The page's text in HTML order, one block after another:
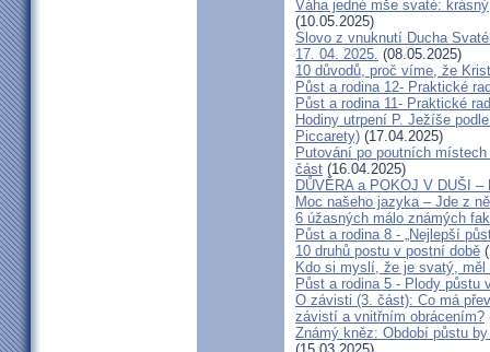
Váha jedné mše svaté:
(10.05.2025)
Slovo z vnuknutí Ducha
17. 04. 2025. (08.05.2025)
10 důvodů, proč víme, že
Půst a rodina 12- Praktické
Půst a rodina 11- Praktické
Hodiny utrpení P. Ježíše
Piccarety) (17.04.2025)
Putování po poutních
část (16.04.2025)
DŮVĚRA a POKOJ V DUŠI
Moc našeho jazyka – Jde z
6 úžasných málo známých
Půst a rodina 8 - „Nejlepší
10 druhů postu v postní době
Kdo si myslí, že je svatý,
Půst a rodina 5 - Plody půstu
O závisti (3. část): Co má
závistí a vnitřním obrácením?
Známý kněz: Období půstu